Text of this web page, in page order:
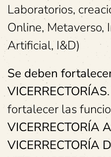
Laboratorios,
Online, Metaverso,
Artificial, I&D)
Se deben
VICERRECTORÍAS
fortalecer las
VICERRECTORÍA
VICERRECTORÍA